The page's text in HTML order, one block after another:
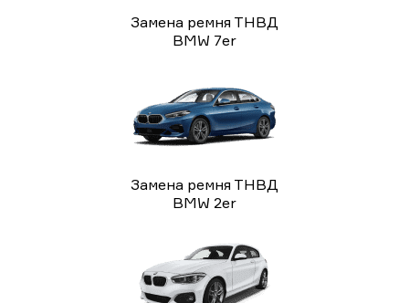
Замена ремня ТНВД
BMW 7er
Замена ремня ТНВД
BMW 2er